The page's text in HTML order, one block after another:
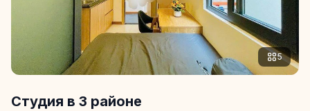
5
Студия в 3 районе